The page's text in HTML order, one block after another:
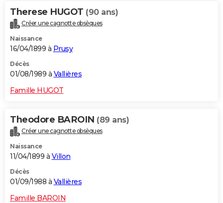
Therese HUGOT (90 ans)
Créer une cagnotte obsèques
Naissance
16/04/1899 à Prusy
Décès
01/08/1989 à Vallières
Famille HUGOT
Theodore BAROIN (89 ans)
Créer une cagnotte obsèques
Naissance
11/04/1899 à Villon
Décès
01/09/1988 à Vallières
Famille BAROIN